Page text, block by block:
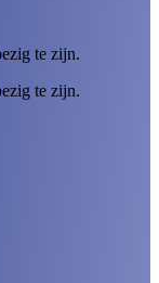
te zijn.
te zijn.